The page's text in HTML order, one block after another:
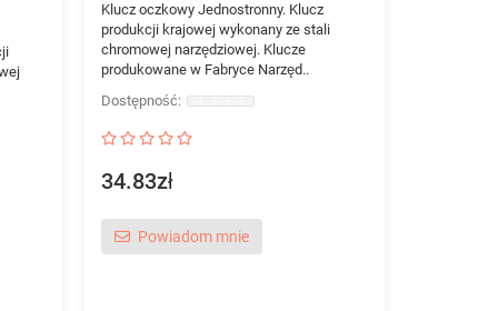
Klucz oczkowy Jednostronny. Klucz
produkcji krajowej wykonany ze stali
chromowej narzędziowej. Klucze
produkowane w Fabryce Narzęd..
34.83zł
Powiadom mnie